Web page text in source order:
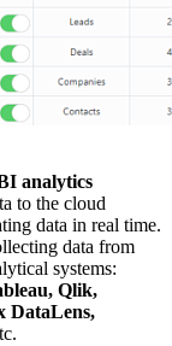
analytics
to the cloud
data in real time.
data from
systems:
Qlik,
DataLens,